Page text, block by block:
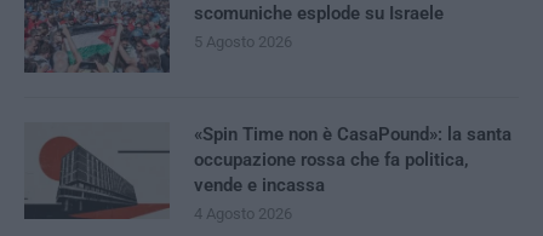
scomuniche esplode su Israele
5 Agosto 2026
«Spin Time non è CasaPound»: la santa
occupazione rossa che fa politica,
vende e incassa
4 Agosto 2026